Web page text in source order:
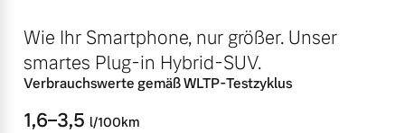
Fahrzeug konfigurieren
Sofort verfügbare Fahrzeuge
Sommer Kompletträder.
Bitte sprechen Sie uns
direkt an.
Wie Ihr Smartphone, nur größer. Unser
smartes Plug-in Hybrid-SUV.
Verbrauchswerte gemäß WLTP-Testzyklus
1,6–3,5 l/100km